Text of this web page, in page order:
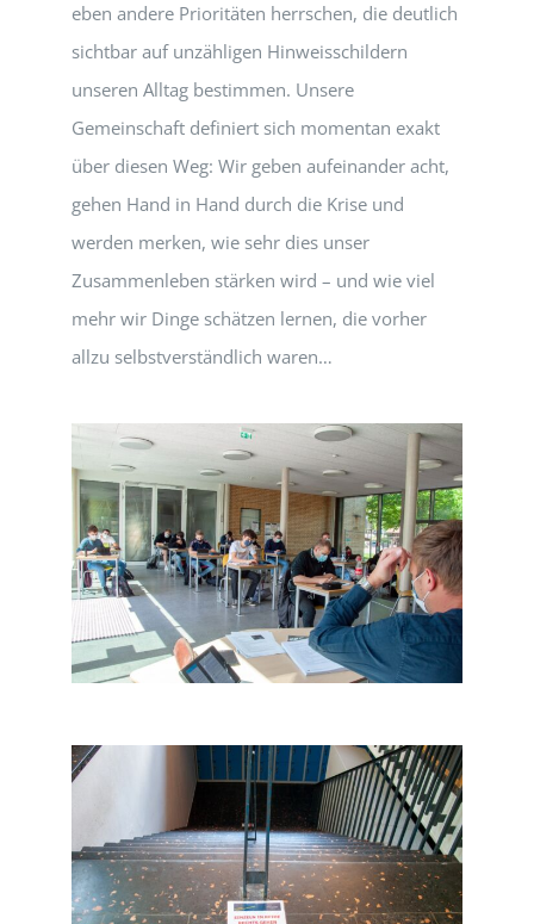
eben andere Prioritäten herrschen, die deutlich
sichtbar auf unzähligen Hinweisschildern
unseren Alltag bestimmen. Unsere
Gemeinschaft definiert sich momentan exakt
über diesen Weg: Wir geben aufeinander acht,
gehen Hand in Hand durch die Krise und
werden merken, wie sehr dies unser
Zusammenleben stärken wird – und wie viel
mehr wir Dinge schätzen lernen, die vorher
allzu selbstverständlich waren…